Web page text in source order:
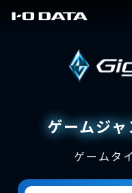
ゲームジ
ゲームタ